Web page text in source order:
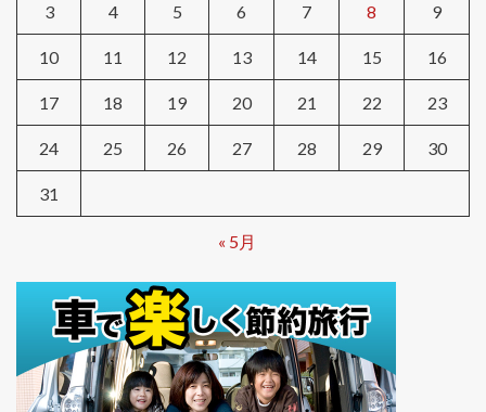
3 4 5 6 7 8 9
10 11 12 13 14 15 16
17 18 19 20 21 22 23
24 25 26 27 28 29 30
31
« 5月